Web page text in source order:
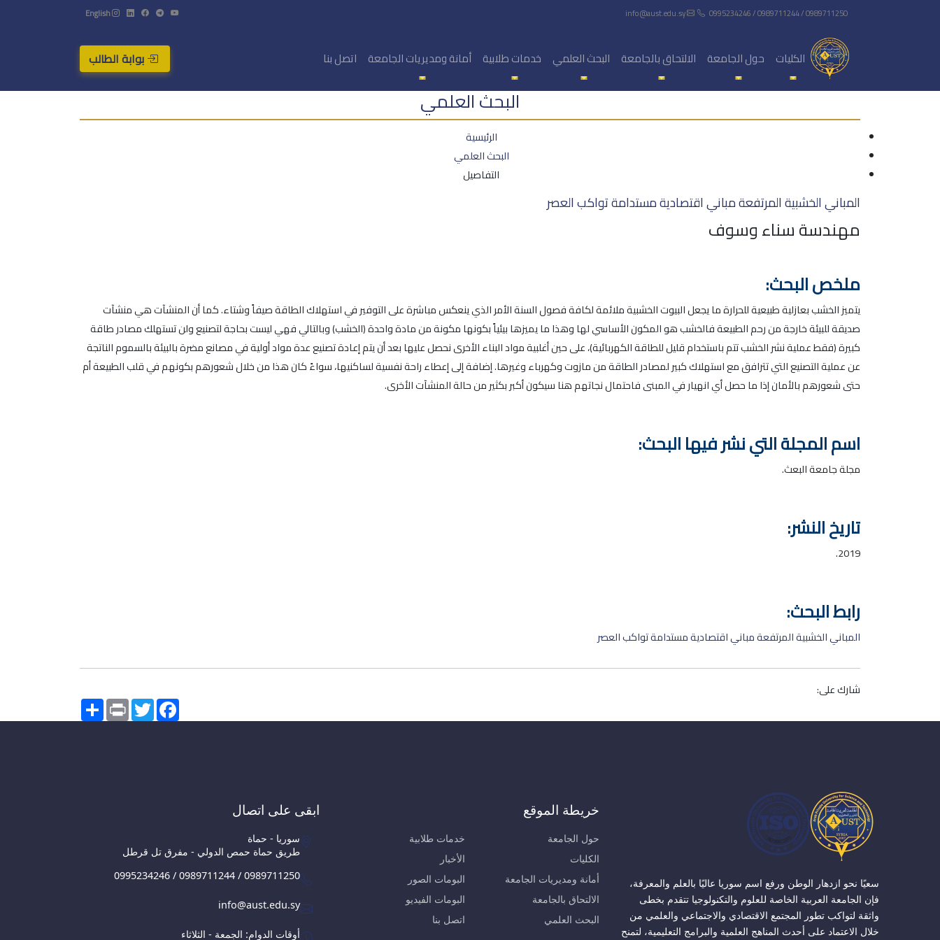
0995234246 / 0989711244 / 0989711250
English
الكليات حول الجامعة الالتحاق بالجامعة البحث العلمي خدمات طلابية أمانة ومديريات الجامعة اتصل بنا بوابة الطالب
البحث العلمي
الرئيسية
البحث العلمي
التفاصيل
المباني الخشبية المرتفعة مباني اقتصادية مستدامة تواكب العصر
مهندسة سناء وسوف
ملخص البحث:
يتميز الخشب بعازلية طبيعية للحرارة ما يجعل البيوت الخشبية ملائمة لكافة فصول السنة الأمر الذي ينعكس مباشرة على التوفير في استهلاك الطاقة صيفاً وشتاء. كما أن المنشآت هي منشآت
صديقة للبيئة خارجة من رحم الطبيعة فالخشب هو المكون الأساسي لها وهذا ما يميزها بيئياً بكونها مكونة من مادة واحدة (الخشب) وبالتالي فهي ليست بحاجة لتصنيع ولن تستهلك مصادر طاقة
كبيرة (فقط عملية نشر الخشب تتم باستخدام قليل للطاقة الكهربائية)، على حين أغلبية مواد البناء الأخرى نحصل عليها بعد أن يتم إعادة تصنيع عدة مواد أولية في مصانع مضرة بالبيئة بالسموم الناتجة
عن عملية التصنيع التي تترافق مع استهلاك كبير لمصادر الطاقة من مازوت وكهرباء وغيرها. إضافة إلى إعطاء راحة نفسية لساكنيها، سواءً كان هذا من خلال شعورهم بكونهم في قلب الطبيعة أم
حتى شعورهم بالأمان إذا ما حصل أي انهيار في المبنى فاحتمال نجاتهم هنا سيكون أكبر بكثير من حالة المنشآت الأخرى.
اسم المجلة التي نشر فيها البحث:
مجلة جامعة البعث.
تاريخ النشر:
2019.
رابط البحث:
المباني الخشبية المرتفعة مباني اقتصادية مستدامة تواكب العصر
شارك على:
Share PrintTwitterFacebook
سعيًا نحو ازدهار الوطن ورفع اسم سوريا عاليًا بالعلم والمعرفة،
فإن الجامعة العربية الخاصة للعلوم والتكنولوجيا تتقدم بخطى
واثقة لتواكب تطور المجتمع الاقتصادي والاجتماعي والعلمي من
خلال الاعتماد على أحدث المناهج العلمية والبرامج التعليمية، لتمنح
خريطة الموقع
حول الجامعة
الكليات
أمانة ومديريات الجامعة
الالتحاق بالجامعة
البحث العلمي
خدمات طلابية
الأخبار
البومات الصور
البومات الفيديو
اتصل بنا
ابقى على اتصال
سوريا - حماة
طريق حماة حمص الدولي - مفرق تل قرطل
0995234246 / 0989711244 / 0989711250
info@aust.edu.sy
أوقات الدوام: الجمعة - الثلاثاء